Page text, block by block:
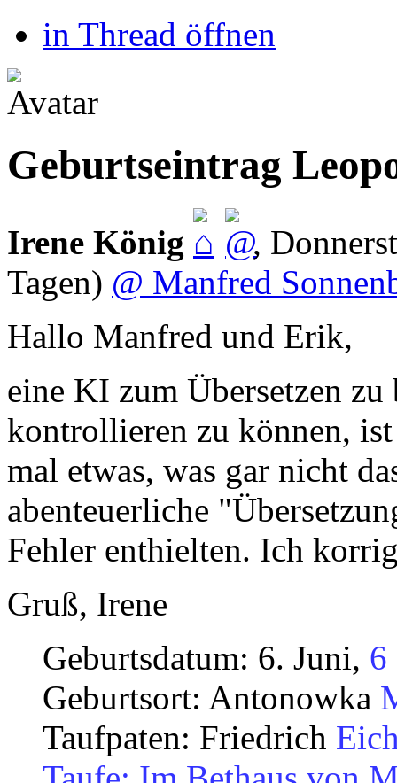
in Thread öffnen
Geburtseintrag
Irene König ,
Tagen) @ Manfred
Hallo Manfred und Erik,
eine KI zum Übersetzen zu
kontrollieren zu können,
mal etwas, was gar nicht
abenteuerliche
Fehler enthielten. Ich
Gruß, Irene
Geburtsdatum: 6. Juni, 6
Geburtsort: Antonowka
Taufpaten: Friedrich